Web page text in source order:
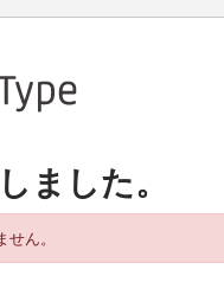
ました。
ん。